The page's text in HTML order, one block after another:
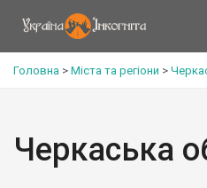
Головна > Міста та регіони >
Черкаська